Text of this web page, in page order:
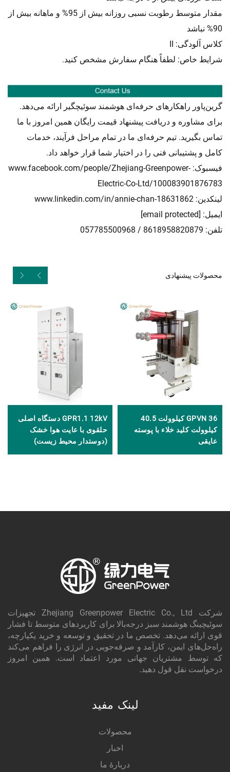
مقدار متوسط رطوبت نسبی روزانه بیش از 95% و ماهانه بیش از
90% نباشد
کلاس آلودگی: II
شرایط خاص: لطفاً هنگام سفارش مشخص کنید.
گرین‌پاور راهکارهای حرفه‌ای هوشمند سوئیچگیر ارائه می‌دهد.
برای مشاوره و دریافت پیشنهاد قیمت رایگان همین امروز با ما
تماس بگیرید. تیم حرفه‌ای ما در تمام مراحل فرآیند، خدمات
کامل و پشتیبانی فنی را در اختیار شما قرار خواهد داد.
فیسبوک:www.facebook.com/people/Zhejiang-Greenpower-
Electric-Co-Ltd/100083901876783
لینکدین: www.linkedin.com/in/annie-chan-18631862
ایمیل: [email protected]
تلفن: 8618958820879 / 057785500968
محصولات پیشنهادی
GPVN 36 کیلوولت 40.5
کیلوولت کلید خلاء با پوسته
عایقی
GPR1.1 12kV دستگاه اصلی
حلقوی با عایت هوا خشک
(دوستدار محیط زیست)
شرکت Zhejiang Greenpower Electric Co., Ltd تجهیزات
سوئیچینگ هوشمند سبز درجه‌بالا برای کاربردهای متوسط تا فشار
قوی ارائه می‌دهد. تخصص ما در تحقیق و توسعه و خرید یکپارچه،
راه‌حل‌های ایمن، کارآمد و صرفه‌جویی در انرژی را فراهم می‌کند
که توسط مشتریان جهانی مورد اعتماد است. همین امروز
درخواست نقل قول دهید.
لینک مفید
محصولات
اخبار
دربارهٔ ما